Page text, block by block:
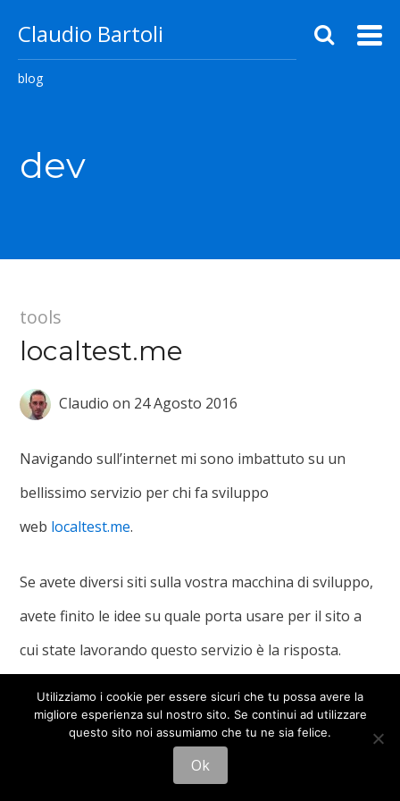
Claudio Bartoli
blog
dev
tools
localtest.me
Claudio on 24 Agosto 2016
Navigando sull’internet mi sono imbattuto su un
bellissimo servizio per chi fa sviluppo
web localtest.me.
Se avete diversi siti sulla vostra macchina di sviluppo,
avete finito le idee su quale porta usare per il sito a
cui state lavorando questo servizio è la risposta.
WordPress
Utilizziamo i cookie per essere sicuri che tu possa avere la
migliore esperienza sul nostro sito. Se continui ad utilizzare
questo sito noi assumiamo che tu ne sia felice.
Ok